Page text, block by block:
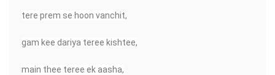
tere prem se hoon vanchit,
gam kee dariya teree kishtee,
main thee teree ek aasha,